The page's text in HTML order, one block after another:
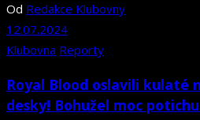
Od Redakce Klubovny
12.07.2024
Klubovna Reporty
Royal Blood oslavili kulaté
desky! Bohužel moc